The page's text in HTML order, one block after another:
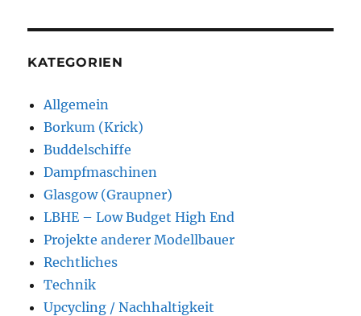
KATEGORIEN
Allgemein
Borkum (Krick)
Buddelschiffe
Dampfmaschinen
Glasgow (Graupner)
LBHE – Low Budget High End
Projekte anderer Modellbauer
Rechtliches
Technik
Upcycling / Nachhaltigkeit